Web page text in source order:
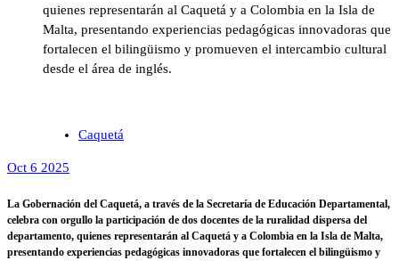
quienes representarán al Caquetá y a Colombia en la Isla de
Malta, presentando experiencias pedagógicas innovadoras que
fortalecen el bilingüismo y promueven el intercambio cultural
desde el área de inglés.
Caquetá
Oct 6 2025
La Gobernación del Caquetá, a través de la Secretaría de Educación Departamental,
celebra con orgullo la participación de dos docentes de la ruralidad dispersa del
departamento, quienes representarán al Caquetá y a Colombia en la Isla de Malta,
presentando experiencias pedagógicas innovadoras que fortalecen el bilingüismo y